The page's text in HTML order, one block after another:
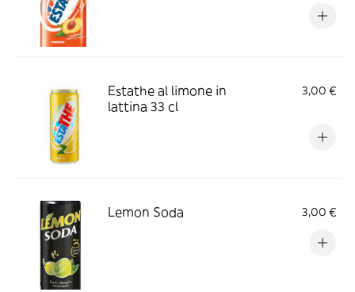
Estathe al limone in
lattina 33 cl
3,00 €
Lemon Soda 3,00 €